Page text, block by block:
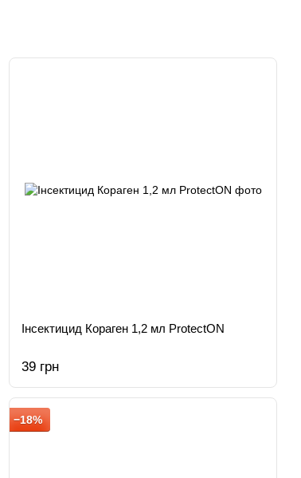
Інсектицид Кораген 1,2 мл ProtectON
39 грн
−18%